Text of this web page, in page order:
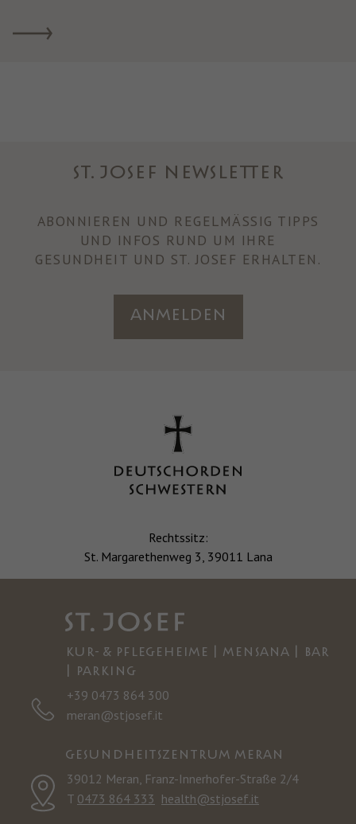
ST. JOSEF NEWSLETTER
ABONNIEREN UND REGELMÄSSIG TIPPS U
ND INFOS RUND UM IHRE
GESUNDHEIT UND ST. JOSEF ERHALTEN.
Anmelden
Rechtssitz:
St. Margarethenweg 3, 39011 Lana
KUR- & PFLEGEHEIME | MENSANA | BAR
| PARKING
+39 0473 864 300
meran@stjosef.it
GESUNDHEITSZENTRUM MERAN
39012 Meran, Franz-Innerhofer-Straße 2/4
T 0473 864 333 health@stjosef.it